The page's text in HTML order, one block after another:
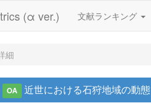
(α ver.) 文献ランキング
細
OA 近世における石狩地域の動態